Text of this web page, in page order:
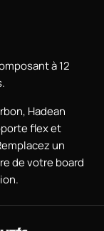
à 12
Hadean
flex et
un
de votre board